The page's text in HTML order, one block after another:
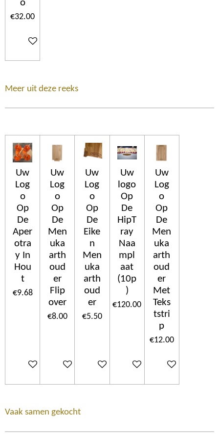
o
€32.00
Add to cart
Meer uit deze reeks
Uw
Log
o
Op
De
Aper
otra
y In
Hou
t
€9.68
Add to cart
Uw
Log
o
Op
De
Men
uka
arth
oud
er
Flip
over
€8.00
Add to cart
Uw
Log
o
Op
De
Eike
n
Men
uka
arth
oud
er
€5.50
Add to cart
Uw
logo
Op
De
HipT
ray
Naa
mpl
aat
(10p
)
€120.00
Add to cart
Uw
Log
o
Op
De
Men
uka
arth
oud
er
Met
Teks
tstri
p
€12.00
Add to cart
Vaak samen gekocht